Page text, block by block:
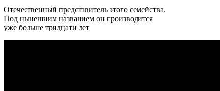
Отечественный представитель этого семейства.
Под нынешним названием он производится
уже больше тридцати лет